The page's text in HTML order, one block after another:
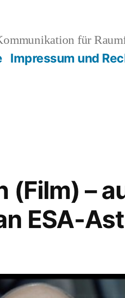
für
Impressum und
(Film) –
ESA-